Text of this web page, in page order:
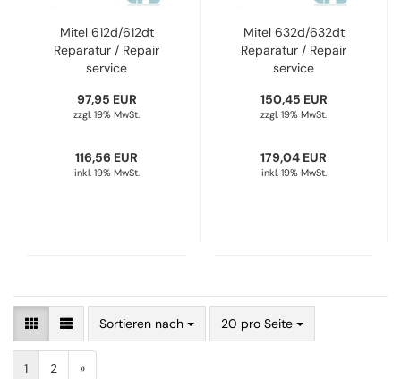
Mitel 612d/612dt
Reparatur / Repair
service
97,95 EUR
zzgl. 19% MwSt.
116,56 EUR
inkl. 19% MwSt.
Mitel 632d/632dt
Reparatur / Repair
service
150,45 EUR
zzgl. 19% MwSt.
179,04 EUR
inkl. 19% MwSt.
Sortieren nach 20 pro Seite
1 2 »